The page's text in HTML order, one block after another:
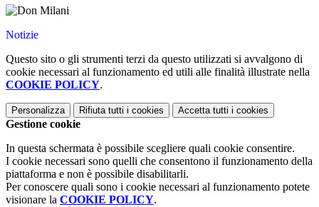
Notizie
Questo sito o gli strumenti terzi da questo utilizzati si avvalgono di
cookie necessari al funzionamento ed utili alle finalità illustrate nella
COOKIE POLICY.
Personalizza Rifiuta tutti i cookies Accetta tutti i cookies
Gestione cookie
In questa schermata è possibile scegliere quali cookie consentire.
I cookie necessari sono quelli che consentono il funzionamento della
piattaforma e non è possibile disabilitarli.
Per conoscere quali sono i cookie necessari al funzionamento potete
visionare la COOKIE POLICY.